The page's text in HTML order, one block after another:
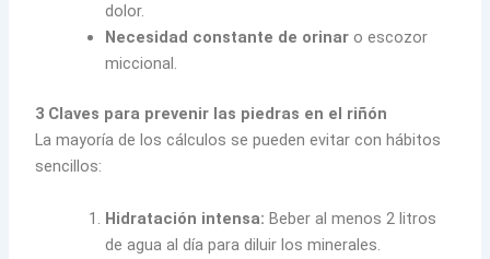
dolor.
Necesidad constante de orinar o escozor
miccional.
3 Claves para prevenir las piedras en el riñón
La mayoría de los cálculos se pueden evitar con hábitos
sencillos:
Hidratación intensa: Beber al menos 2 litros
de agua al día para diluir los minerales.